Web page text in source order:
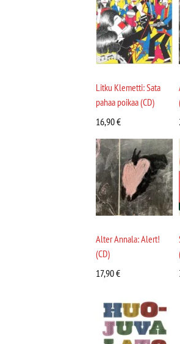
Litku Klemetti: Sata
pahaa poikaa (CD)
16,90€
Alter Annala: Alert!
(CD)
17,90€